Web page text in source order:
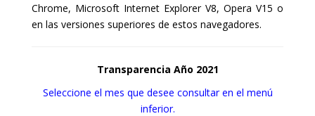
Chrome, Microsoft Internet Explorer V8, Opera V15 o
en las versiones superiores de estos navegadores.
Transparencia Año 2021
Seleccione el mes que desee consultar en el menú
inferior.